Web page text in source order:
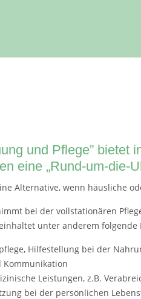
und Pflege”
eine „Rund-um-die-
Alternative, wenn häusliche
bei der vollstationären
unter anderem folgende
Hilfestellung bei der
Kommunikation
Leistungen, z.B.
bei der persönlichen